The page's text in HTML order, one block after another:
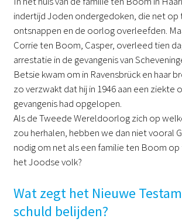
indertijd Joden ondergedoken, die net op
ontsnappen en de oorlog overleefden.
Corrie ten Boom, Casper, overleed tien
arrestatie in de gevangenis van
Betsie kwam om in Ravensbrück en haar
zo verzwakt dat hij in 1946 aan een ziekte
gevangenis had opgelopen.
Als de Tweede Wereldoorlog zich op
zou herhalen, hebben we dan niet vooral
nodig om net als een familie ten Boom
het Joodse volk?
Wat zegt het Nieuwe
schuld belijden?